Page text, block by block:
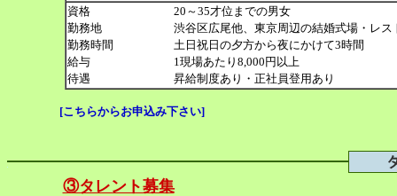
資格
20～35才位までの男女
勤務地
渋谷区広尾他、東京周辺の結婚式場・レス
勤務時間
土日祝日の夕方から夜にかけて3時間
給与
1現場あたり8,000円以上
待遇
昇給制度あり・正社員登用あり
[こちらからお申込み下さい]
③タレント募集